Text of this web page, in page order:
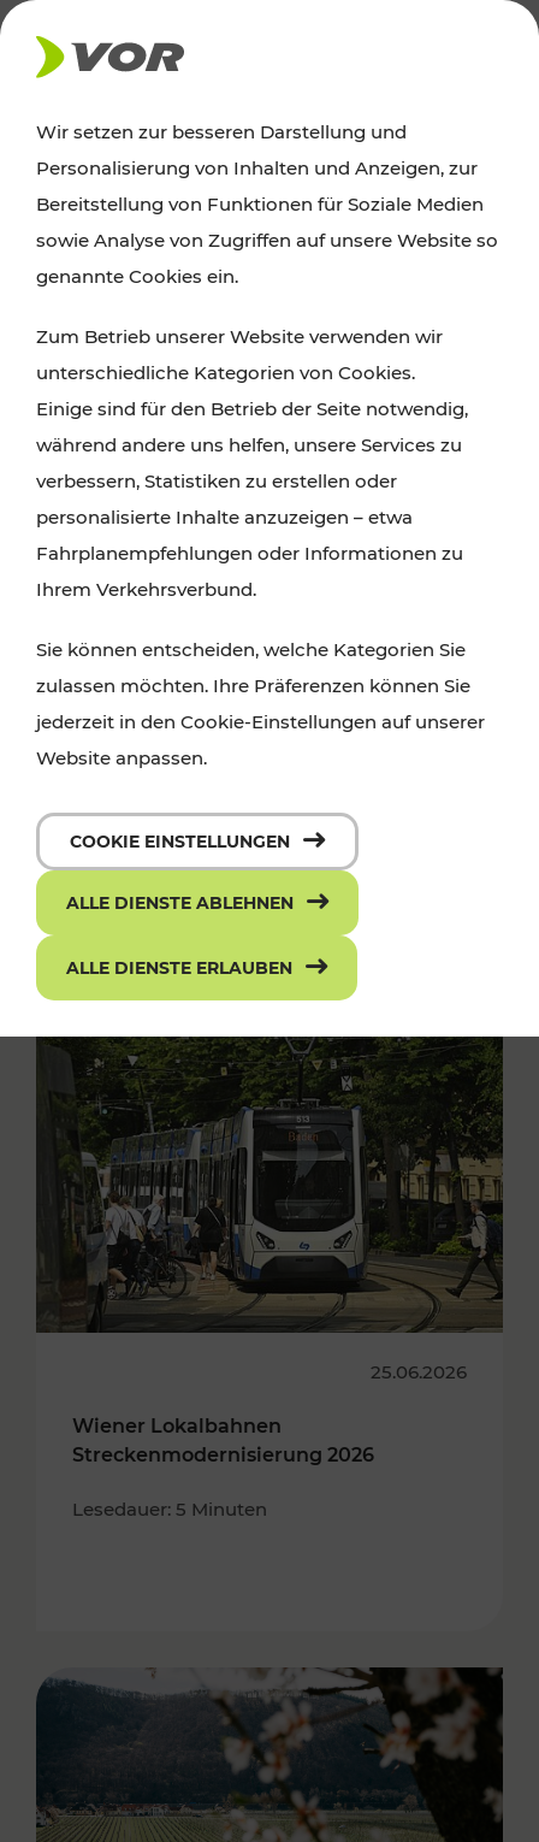
AKTUELLES
News
Alle wichtigen Meldungen zu Fahrplanänderungen,
finden Sie hier im Überblick.
25.06.2026
Wiener Lokalbahnen
Streckenmodernisierung 2026
Lesedauer: 5 Minuten
Wir setzen zur besseren Darstellung und
Personalisierung von Inhalten und Anzeigen, zur
Bereitstellung von Funktionen für Soziale Medien
sowie Analyse von Zugriffen auf unsere Website so
genannte Cookies ein.
Zum Betrieb unserer Website verwenden wir
unterschiedliche Kategorien von Cookies.
Einige sind für den Betrieb der Seite notwendig,
während andere uns helfen, unsere Services zu
verbessern, Statistiken zu erstellen oder
personalisierte Inhalte anzuzeigen – etwa
Fahrplanempfehlungen oder Informationen zu
Ihrem Verkehrsverbund.
Sie können entscheiden, welche Kategorien Sie
zulassen möchten. Ihre Präferenzen können Sie
jederzeit in den Cookie-Einstellungen auf unserer
Website anpassen.
COOKIE EINSTELLUNGEN
ALLE DIENSTE ABLEHNEN
ALLE DIENSTE ERLAUBEN